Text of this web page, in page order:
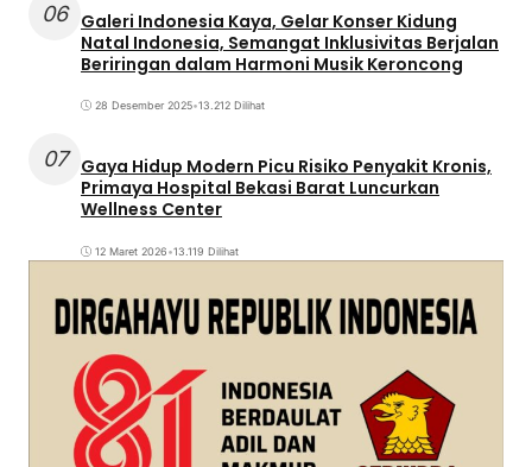
06 Galeri Indonesia Kaya, Gelar Konser Kidung
Natal Indonesia, Semangat Inklusivitas Berjalan
Beriringan dalam Harmoni Musik Keroncong
28 Desember 2025•13.212 Dilihat
07
Gaya Hidup Modern Picu Risiko Penyakit Kronis,
Primaya Hospital Bekasi Barat Luncurkan
Wellness Center
12 Maret 2026•13.119 Dilihat